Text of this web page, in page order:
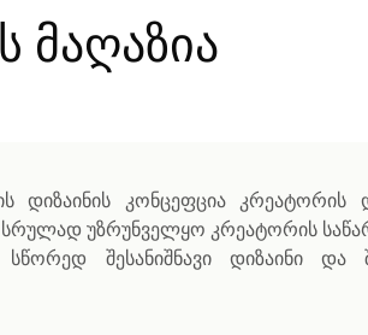
მაღაზია
დიზაინის კონცეფცია კრეატორის
სრულად უზრუნველყო კრეატორის
შესანიშნავი დიზაინი და